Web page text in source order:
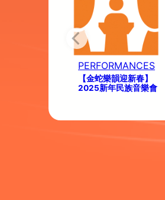
PERFORMANCES
【金蛇樂韻迎新春】
2025新年民族音樂會